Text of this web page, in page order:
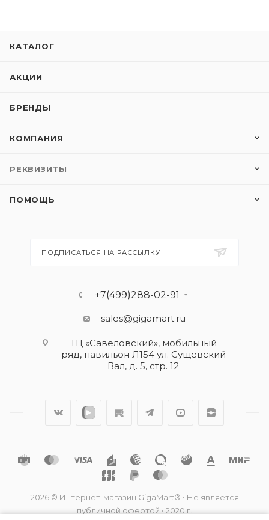
КАТАЛОГ
АКЦИИ
БРЕНДЫ
КОМПАНИЯ
РЕКВИЗИТЫ
ПОМОЩЬ
ПОДПИСАТЬСЯ НА РАССЫЛКУ
+7(499)288-02-91
sales@gigamart.ru
ТЦ «Савеловский», мобильный
ряд, павильон Л154 ул. Сущевский
Вал, д. 5, стр. 12
2026 © Интернет-магазин GigaMart® • Не является
публичной офертой • 2020 г.